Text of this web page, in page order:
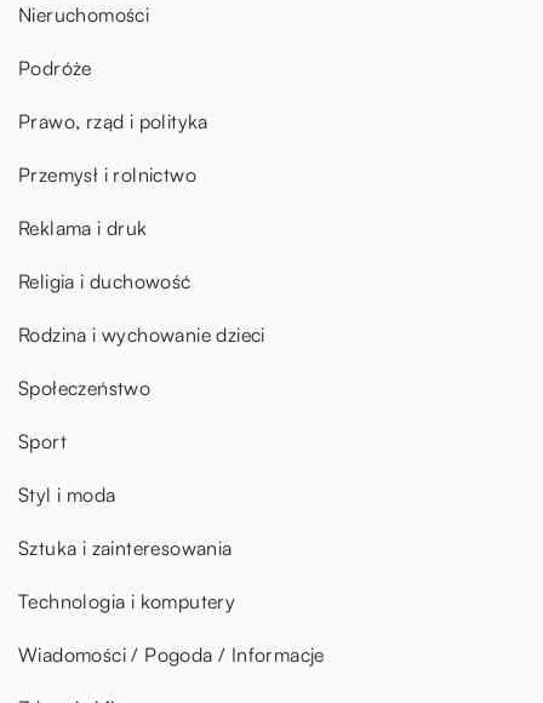
Nieruchomości
Podróże
Prawo, rząd i polityka
Przemysł i rolnictwo
Reklama i druk
Religia i duchowość
Rodzina i wychowanie dzieci
Społeczeństwo
Sport
Styl i moda
Sztuka i zainteresowania
Technologia i komputery
Wiadomości / Pogoda / Informacje